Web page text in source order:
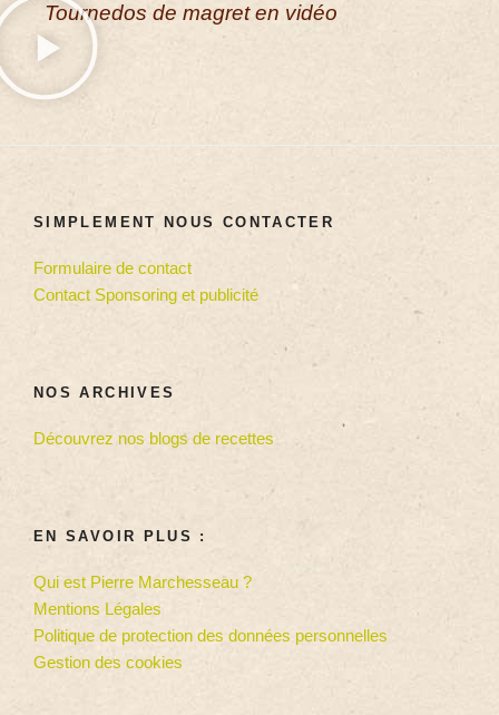
Tournedos de magret en vidéo
SIMPLEMENT NOUS CONTACTER
Formulaire de contact
Contact Sponsoring et publicité
NOS ARCHIVES
Découvrez nos blogs de recettes
EN SAVOIR PLUS :
Qui est Pierre Marchesseau ?
Mentions Légales
Politique de protection des données personnelles
Gestion des cookies